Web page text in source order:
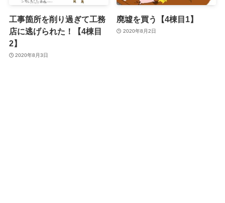
工事箇所を削り過ぎて工務
店に逃げられた！【4棟目
2】
2020年8月3日
廃墟を買う【4棟目1】
2020年8月2日